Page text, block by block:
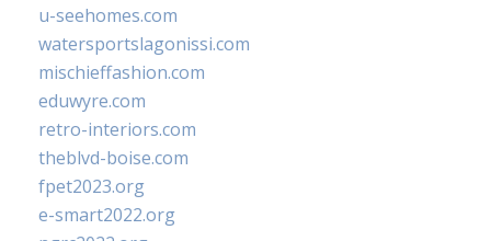
u-seehomes.com
watersportslagonissi.com
mischieffashion.com
eduwyre.com
retro-interiors.com
theblvd-boise.com
fpet2023.org
e-smart2022.org